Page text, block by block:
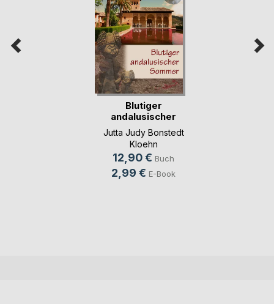
Blutiger
andalusischer
Sommer
Jutta Judy Bonstedt
Kloehn
12,90 € Buch
2,99 € E-Book